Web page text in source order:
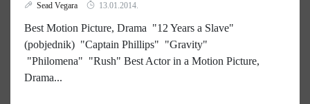
Sead Vegara 13.01.2014.
Best Motion Picture, Drama "12 Years a Slave"
(pobjednik) "Captain Phillips" "Gravity"
"Philomena" "Rush" Best Actor in a Motion Picture,
Drama...